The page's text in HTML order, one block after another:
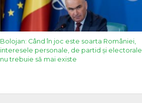
Bolojan: Când în joc este soarta României,
interesele personale, de partid și electorale
nu trebuie să mai existe